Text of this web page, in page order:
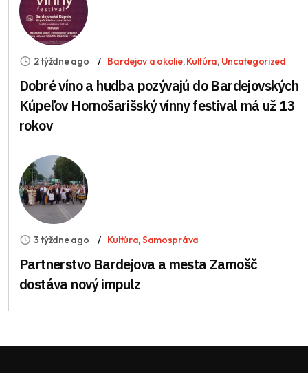
2 týždne ago Bardejov a okolie,Kultúra, Uncategorized
Dobré víno a hudba pozývajú do Bardejovských
Kúpeľov Hornošarišský vínny festival má už 13
rokov
3 týždne ago Kultúra,Samospráva
Partnerstvo Bardejova a mesta Zamošč
dostáva nový impulz